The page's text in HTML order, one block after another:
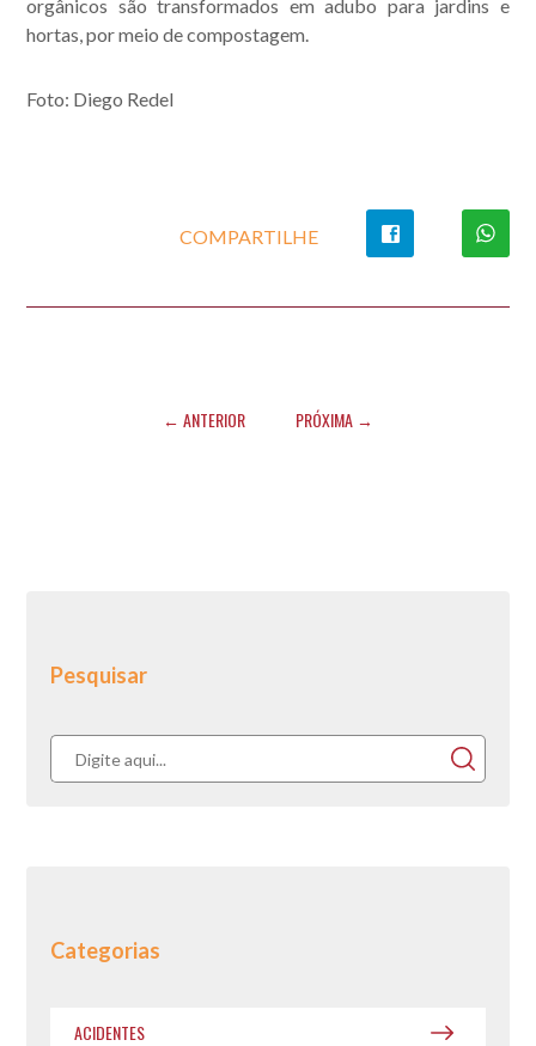
orgânicos são transformados em adubo para jardins e
hortas, por meio de compostagem.
Foto: Diego Redel
COMPARTILHE
← ANTERIOR PRÓXIMA →
Pesquisar
Categorias
ACIDENTES